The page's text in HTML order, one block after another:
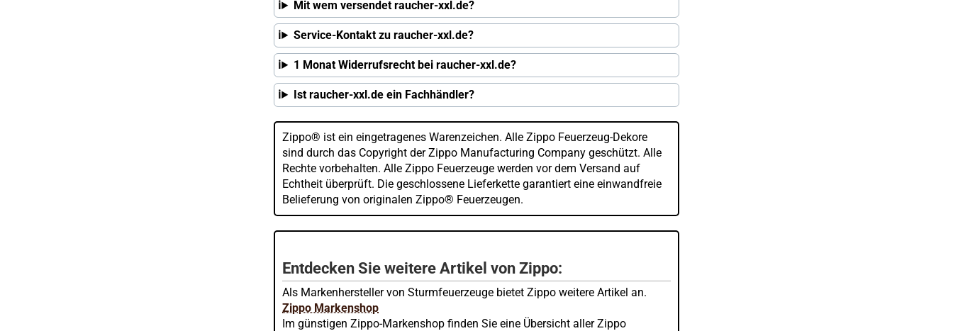
Mit wem versendet raucher-xxl.de?
Service-Kontakt zu raucher-xxl.de?
1 Monat Widerrufsrecht bei raucher-xxl.de?
Ist raucher-xxl.de ein Fachhändler?
Zippo® ist ein eingetragenes Warenzeichen. Alle Zippo Feuerzeug-Dekore
sind durch das Copyright der Zippo Manufacturing Company geschützt. Alle
Rechte vorbehalten. Alle Zippo Feuerzeuge werden vor dem Versand auf
Echtheit überprüft. Die geschlossene Lieferkette garantiert eine einwandfreie
Belieferung von originalen Zippo® Feuerzeugen.
Entdecken Sie weitere Artikel von Zippo:
Als Markenhersteller von Sturmfeuerzeuge bietet Zippo weitere Artikel an.
Zippo Markenshop
Im günstigen Zippo-Markenshop finden Sie eine Übersicht aller Zippo